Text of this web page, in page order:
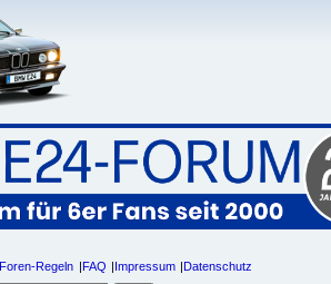
Foren-Regeln FAQ Impressum Datenschutz